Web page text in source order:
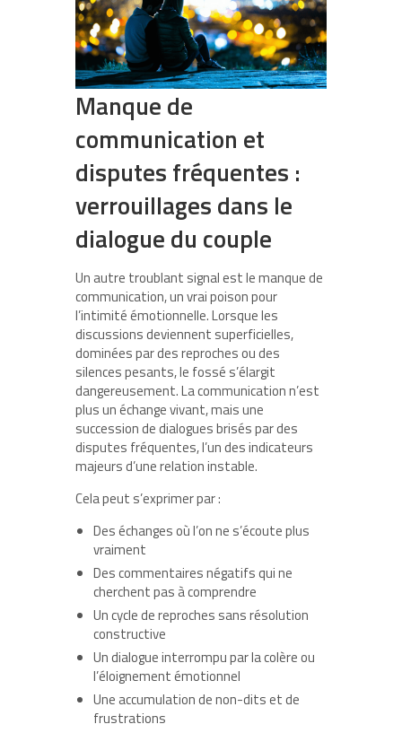
Manque de
communication et
disputes fréquentes :
verrouillages dans le
dialogue du couple
Un autre troublant signal est le manque de
communication, un vrai poison pour
l’intimité émotionnelle. Lorsque les
discussions deviennent superficielles,
dominées par des reproches ou des
silences pesants, le fossé s’élargit
dangereusement. La communication n’est
plus un échange vivant, mais une
succession de dialogues brisés par des
disputes fréquentes, l’un des indicateurs
majeurs d’une relation instable.
Cela peut s’exprimer par :
Des échanges où l’on ne s’écoute plus
vraiment
Des commentaires négatifs qui ne
cherchent pas à comprendre
Un cycle de reproches sans résolution
constructive
Un dialogue interrompu par la colère ou
l’éloignement émotionnel
Une accumulation de non-dits et de
frustrations